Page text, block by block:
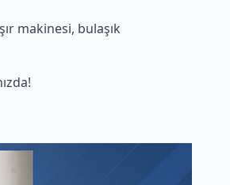
makinesi, bulaşık